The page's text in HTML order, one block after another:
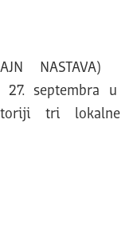
NASTAVA)
27. septembra u
tri lokalne